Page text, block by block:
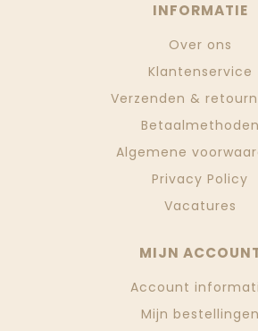
INFORMATIE
Over ons
Klantenservice
Verzenden &
Betaalmethoden
Algemene
Privacy Policy
Vacatures
MIJN
Account
Mijn bestellingen